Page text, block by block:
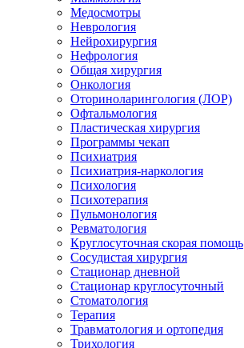
Медосмотры
Неврология
Нейрохирургия
Нефрология
Общая хирургия
Онкология
Оториноларингология (ЛОР)
Офтальмология
Пластическая хирургия
Программы чекап
Психиатрия
Психиатрия-наркология
Психология
Психотерапия
Пульмонология
Ревматология
Круглосуточная скорая помощь
Сосудистая хирургия
Стационар дневной
Стационар круглосуточный
Стоматология
Терапия
Травматология и ортопедия
Трихология